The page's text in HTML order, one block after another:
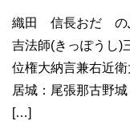
織田 信長おだ の
吉法師(きっぽうし)
位権大納言兼右近
居城：尾張那古野
[…]